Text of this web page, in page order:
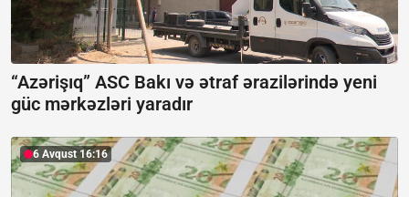
“Azərişıq” ASC Bakı və ətraf ərazilərində yeni
güc mərkəzləri yaradır
6 Avqust 16:16